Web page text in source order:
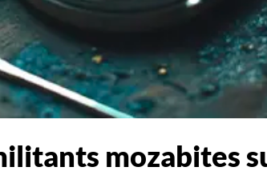
mozabites